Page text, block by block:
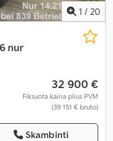
1 / 20
nur
32 900 €
Fiksuota kaina plius PVM
(39 151 € bruto)
Skambinti